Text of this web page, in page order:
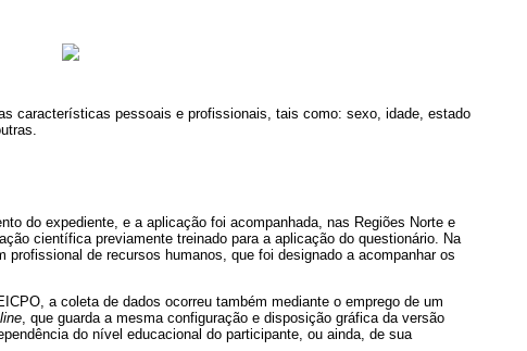
características pessoais e profissionais, tais como: sexo, idade, estado
do expediente, e a aplicação foi acompanhada, nas Regiões Norte e
científica previamente treinado para a aplicação do questionário. Na
profissional de recursos humanos, que foi designado a acompanhar os
a coleta de dados ocorreu também mediante o emprego de um
, que guarda a mesma configuração e disposição gráfica da versão
do nível educacional do participante, ou ainda, de sua